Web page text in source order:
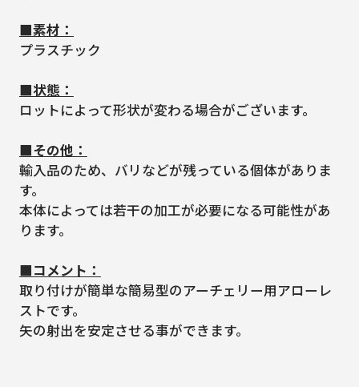
■素材：
プラスチック
■状態：
ロットによって形状が変わる場合がございます。
■その他：
輸入品のため、バリなどが残っている個体がありま
す。
本体によっては若干の加工が必要になる可能性があ
ります。
■コメント：
取り付けが簡単な簡易型のアーチェリー用アローレ
ストです。
矢の射出を安定させる事ができます。